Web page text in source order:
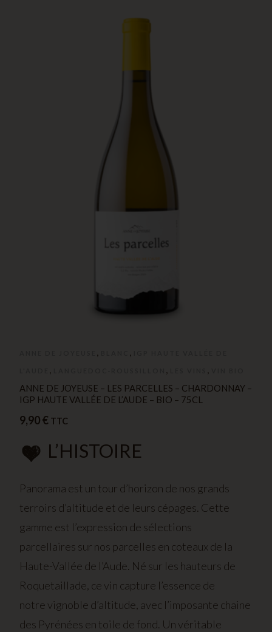
, ,
, , ,
ANNE DE JOYEUSE – LES PARCELLES – CHARDONNAY –
IGP HAUTE VALLÉE DE L’AUDE – BIO – 75CL
9,90€ TTC
L’HISTOIRE
Panorama est un tour d’horizon de nos grands
terroirs d’altitude et de leurs cépages. Cette
gamme est l’expression de sélections
parcellaires sur nos parcelles en coteaux de la
Haute-Vallée de l’Aude. Né sur les hauteurs de
Roquetaillade, ce vin capture l’essence de
notre vignoble d’altitude, avec l’imposante chaine
des Pyrénées en toile de fond. Un véritable